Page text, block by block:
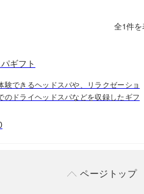
全1件
ギフト
験できるヘッドスパや、リラクゼーショ
のドライヘッドスパなどを収録したギフ
ページトップ